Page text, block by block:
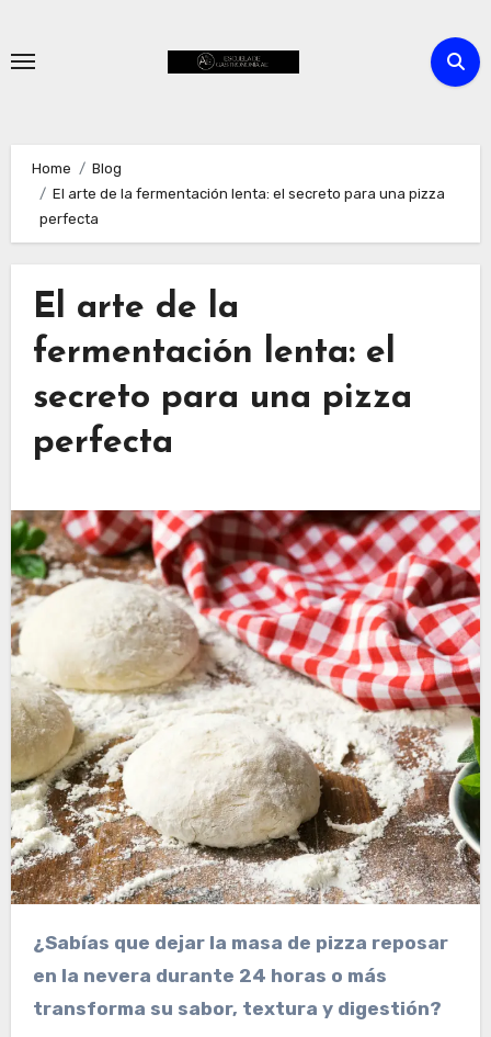
content
Home
Blog
El arte de la fermentación lenta: el secreto para una pizza
perfecta
El arte de la
fermentación lenta: el
secreto para una pizza
perfecta
¿Sabías que dejar la masa de pizza reposar
en la nevera durante 24 horas o más
transforma su sabor, textura y digestión?